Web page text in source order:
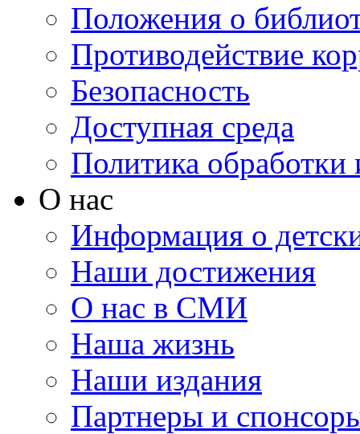
Положения о
Противодействие
Безопасность
Доступная среда
Политика
О нас
Информация о
Наши достижения
О нас в СМИ
Наша жизнь
Наши издания
Партнеры и